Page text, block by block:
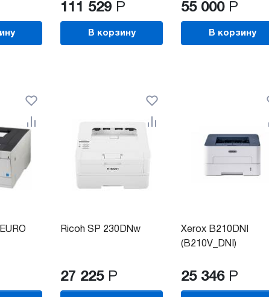
111 529 Р
В корзину
55 000 Р
В корзину
Ricoh SP 230DNw
27 225 Р
Xerox B210DNI
(B210V_DNI)
25 346 Р